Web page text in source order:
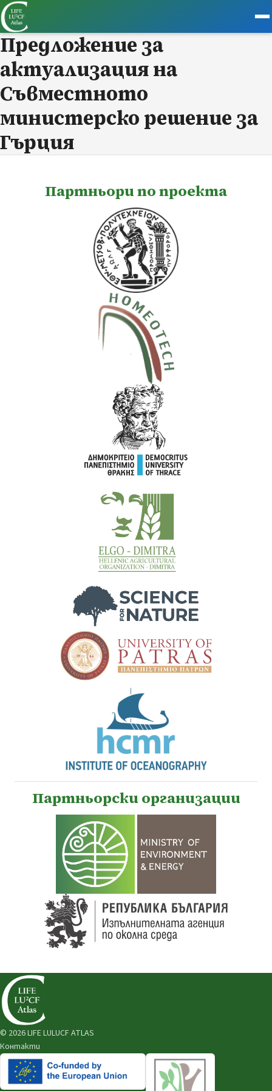
Предложение за
актуализация на
Съвместното
министерско решение за
Гърция
Партньори по проекта
Партньорски организации
© 2026 LIFE LULUCF ATLAS
Контакти